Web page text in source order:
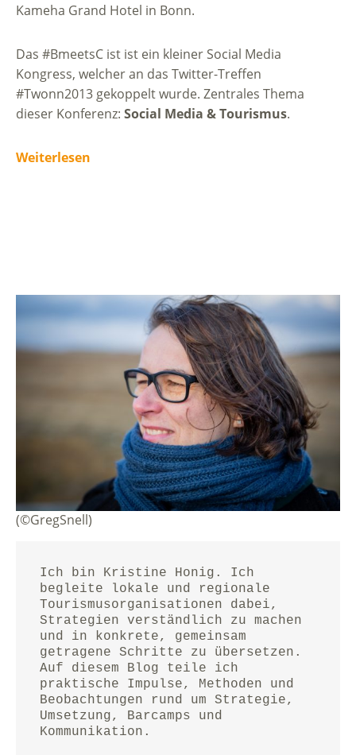
Kameha Grand Hotel in Bonn.
Das #BmeetsC ist ist ein kleiner Social Media
Kongress, welcher an das Twitter-Treffen
#Twonn2013 gekoppelt wurde. Zentrales Thema
dieser Konferenz: Social Media & Tourismus.
Weiterlesen
(©GregSnell)
Ich bin Kristine Honig. Ich
begleite lokale und regionale
Tourismusorganisationen dabei,
Strategien verständlich zu machen
und in konkrete, gemeinsam
getragene Schritte zu übersetzen.
Auf diesem Blog teile ich
praktische Impulse, Methoden und
Beobachtungen rund um Strategie,
Umsetzung, Barcamps und
Kommunikation.